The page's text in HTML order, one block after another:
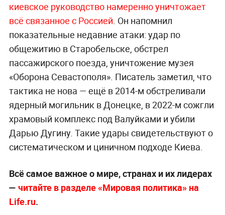
киевское руководство намеренно уничтожает
всё связанное с Россией. Он напомнил
показательные недавние атаки: удар по
общежитию в Старобельске, обстрел
пассажирского поезда, уничтожение музея
«Оборона Севастополя». Писатель заметил, что
тактика не нова — ещё в 2014-м обстреливали
ядерный могильник в Донецке, в 2022-м сожгли
храмовый комплекс под Валуйками и убили
Дарью Дугину. Такие удары свидетельствуют о
систематическом и циничном подходе Киева.
Всё самое важное о мире, странах и их лидерах
— читайте в разделе «Мировая политика» на
Life.ru.